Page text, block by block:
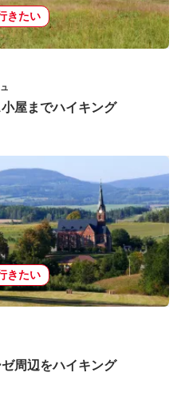
きたい
屋までハイキング
きたい
周辺をハイキング